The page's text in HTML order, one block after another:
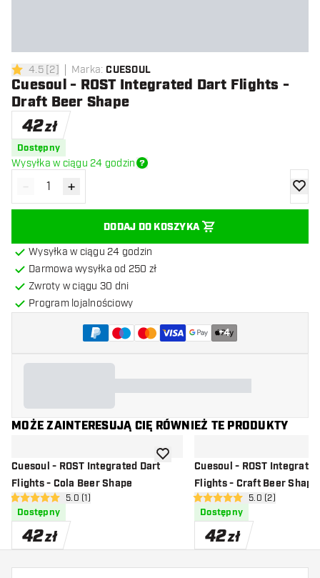
4.5 gwiazdki oceny
4.5[2] Marka: CUESOUL
Cuesoul - ROST Integrated Dart Flights -
Draft Beer Shape
42zł
Dostępny
Wysyłka w ciągu 24 godzin
Zmniejsz ilość
- Zwiększ ilość
+
DODAJ DO KOSZYKA
Wysyłka w ciągu 24 godzin
Darmowa wysyłka od 250 zł
Zwroty w ciągu 30 dni
Program lojalnościowy
+4
MOŻE ZAINTERESUJĄ CIĘ RÓWNIEŻ TE PRODUKTY
Cuesoul - ROST Integrated Dart
Flights - Cola Beer Shape
otwórz panel recenzji
5 gwiazdki oceny
5.0 (1)
Dostępny
42zł
dodaj do listy życzeń
Cuesoul - ROST
Flights - Craft Beer Shape
otwórz panel
5 gwiazdki oceny5.0 (2)
Dostępny
42zł